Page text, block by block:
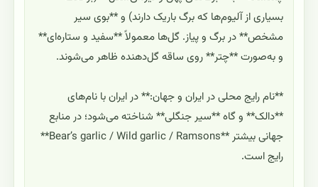
بسیاری از آلیوم‌ها که برگ باریک دارند) و **بوی سیر
مشخص** در برگ و پیاز. گل‌ها معمولاً **سفید و ستاره‌ای**
و به‌صورت **چتر** روی ساقه گل‌دهنده ظاهر می‌شوند.
**نام رایج محلی در ایران و جهان:** در ایران با نام‌های
**دالک** و گاه **سیر جنگلی** شناخته می‌شود؛ در منابع
جهانی بیشتر **Bear’s garlic / Wild garlic / Ramsons**
رایج است.